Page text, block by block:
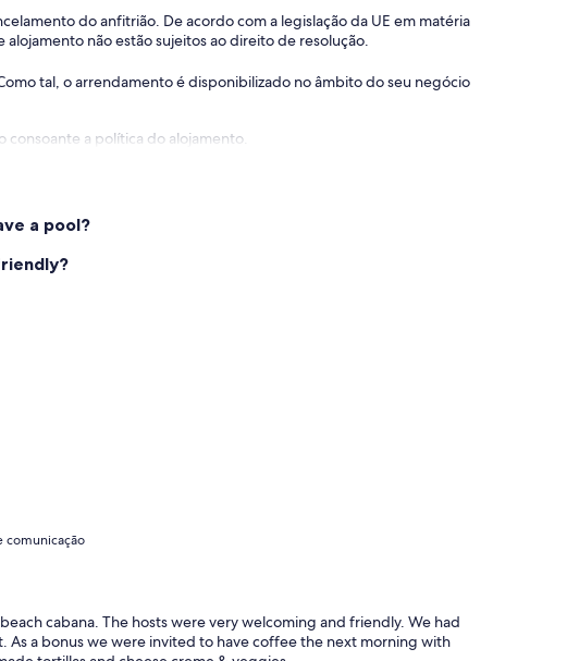
do anfitrião. De acordo com a legislação da UE em matéria
não estão sujeitos ao direito de resolução.
tal, o arrendamento é disponibilizado no âmbito do seu negócio
consoante a política do alojamento.
a pool?
comunicação
cabana. The hosts were very welcoming and friendly. We had
As a bonus we were invited to have coffee the next morning with